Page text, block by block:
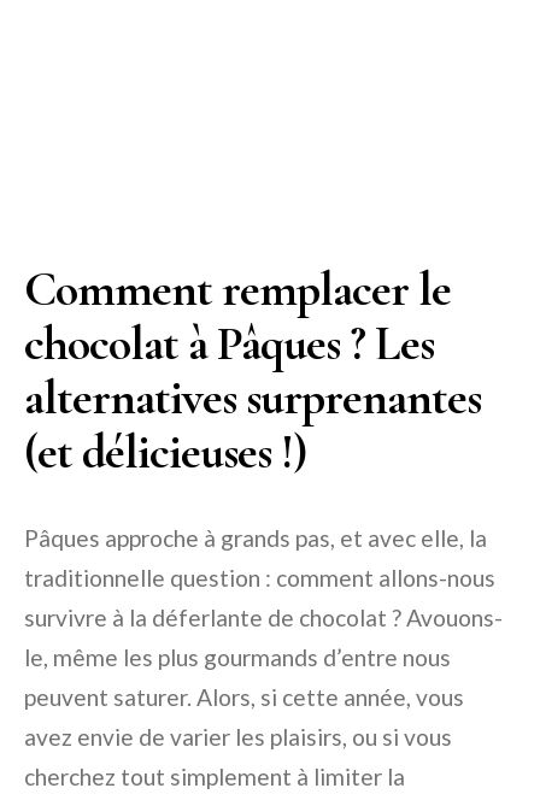
Comment remplacer le
chocolat à Pâques ? Les
alternatives surprenantes
(et délicieuses !)
Pâques approche à grands pas, et avec elle, la
traditionnelle question : comment allons-nous
survivre à la déferlante de chocolat ? Avouons-
le, même les plus gourmands d’entre nous
peuvent saturer. Alors, si cette année, vous
avez envie de varier les plaisirs, ou si vous
cherchez tout simplement à limiter la